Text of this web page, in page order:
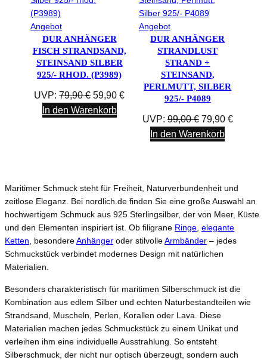
AngebotProdukt
im
Angebot
DUR ANHÄNGER
FISCH STRANDSAND,
STEINSAND SILBER
925/- RHOD. (P3989)
UVP: 79,90€ Ursprünglicher
Preis
59,90€Aktueller
59,90 €.
In den Warenkorb
AngebotProdukt
im
Angebot
DUR ANHÄNGER
STRANDLUST
STRAND +
STEINSAND,
PERLMUTT, SILBER
925/- P4089
UVP: 99,00€ Ursprünglicher
Preis
79,90 €
In den Warenkorb
Maritimer Schmuck steht für Freiheit, Naturverbundenheit und
zeitlose Eleganz. Bei nordlich.de finden Sie eine große Auswahl an
hochwertigem Schmuck aus 925 Sterlingsilber, der von Meer, Küste
und den Elementen inspiriert ist. Ob filigrane Ringe, elegante
Ketten, besondereAnhänger oder stilvolleArmbänder – jedes
Schmuckstück verbindet modernes Design mit natürlichen
Materialien.
Besonders charakteristisch für maritimen Silberschmuck ist die
Kombination aus edlem Silber und echten Naturbestandteilen wie
Strandsand, Muscheln, Perlen, Korallen oder Lava. Diese
Materialien machen jedes Schmuckstück zu einem Unikat und
verleihen ihm eine individuelle Ausstrahlung. So entsteht
Silberschmuck, der nicht nur optisch überzeugt, sondern auch